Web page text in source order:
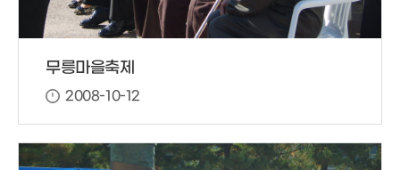
무릉마을축제
2008-10-12